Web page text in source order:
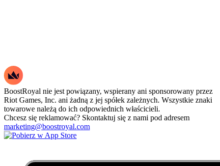
BoostRoyal nie jest powiązany, wspierany ani sponsorowany przez
Riot Games, Inc. ani żadną z jej spółek zależnych. Wszystkie znaki
towarowe należą do ich odpowiednich właścicieli.
Chcesz się reklamować? Skontaktuj się z nami pod adresem
marketing@boostroyal.com